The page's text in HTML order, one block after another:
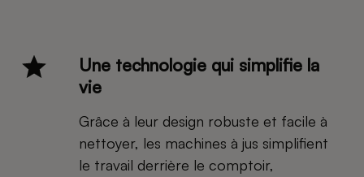
Une technologie qui simplifie la
vie
Grâce à leur design robuste et facile à
nettoyer, les machines à jus simplifient
le travail derrière le comptoir,